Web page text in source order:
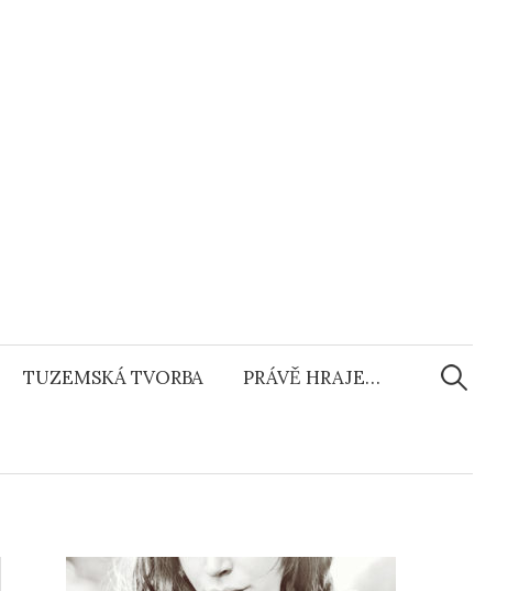
TUZEMSKÁ TVORBA PRÁVĚ HRAJE…